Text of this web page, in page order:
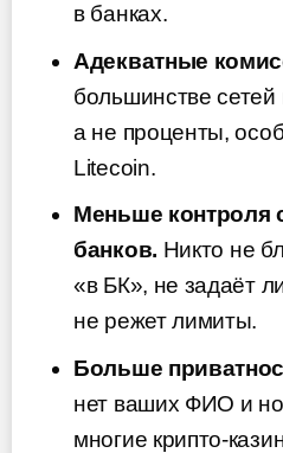
в банках.
Адекватные
большинстве
а не проценты,
Litecoin.
Меньше контроля
банков. Никто не
«в БК», не задаёт
не режет лимиты.
Больше
нет ваших ФИО и
многие крипто-